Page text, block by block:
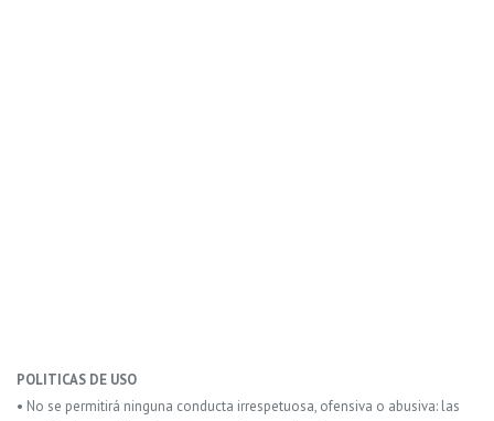
POLITICAS DE USO
• No se permitirá ninguna conducta irrespetuosa, ofensiva o abusiva: las